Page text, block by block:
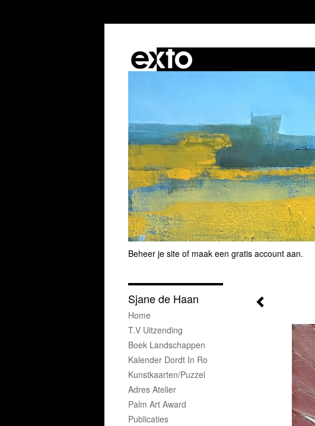
Beheer je site of maak een gratis account aan.
Sjane de Haan
Home
T.v Uitzending
Boek Landschappen
Kalender Dordt In Ro
Kunstkaarten/puzzel
Adres Atelier
Palm Art Award
Publicaties